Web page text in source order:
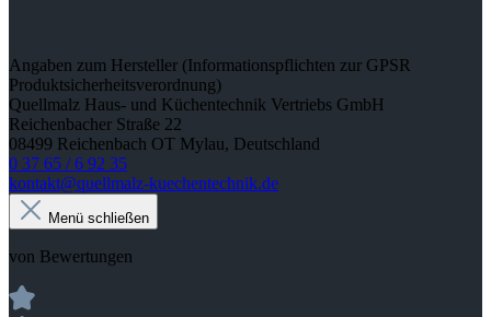
Angaben zum Hersteller (Informationspflichten zur GPSR
Produktsicherheitsverordnung)
Quellmalz Haus- und Küchentechnik Vertriebs GmbH
Reichenbacher Straße 22
08499 Reichenbach OT Mylau, Deutschland
0 37 65 / 6 92 35
kontakt@quellmalz-kuechentechnik.de
Menü schließen
von Bewertungen